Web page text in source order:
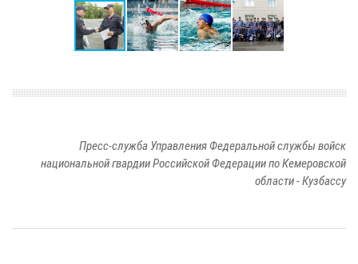
Пресс-служба Управления Федеральной службы войск
национальной гвардии Российской Федерации по Кемеровской
области - Кузбассу